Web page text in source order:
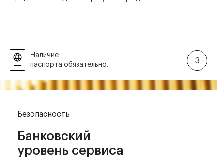
Наличие
паспорта обязательно.
3
Безопасность
Банковский
уровень сервиса